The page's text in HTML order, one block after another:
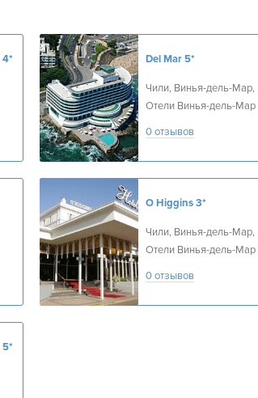
4* Del Mar5*
Чили, Винья-дель-Мар,
Отели Винья-дель-Мар
0 отзывов
O Higgins3*
Чили, Винья-дель-Мар,
Отели Винья-дель-Мар
0 отзывов
5*